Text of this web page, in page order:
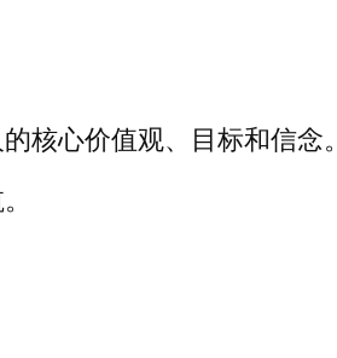
核心价值观、目标和信念。